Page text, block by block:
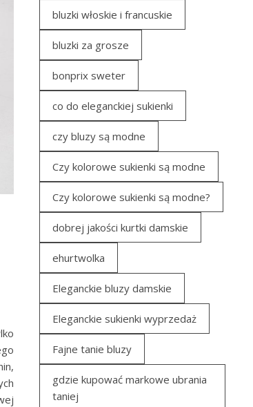
bluzki włoskie i francuskie
bluzki za grosze
bonprix sweter
co do eleganckiej sukienki
czy bluzy są modne
Czy kolorowe sukienki są modne
Czy kolorowe sukienki są modne?
dobrej jakości kurtki damskie
ehurtwolka
Eleganckie bluzy damskie
Eleganckie sukienki wyprzedaż
Fajne tanie bluzy
gdzie kupować markowe ubrania
taniej